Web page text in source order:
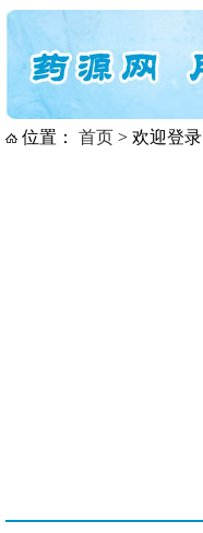
位置： 首页 > 欢迎登录